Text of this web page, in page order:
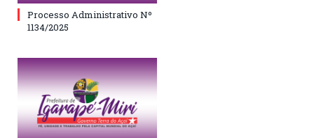
Processo Administrativo Nº
1134/2025